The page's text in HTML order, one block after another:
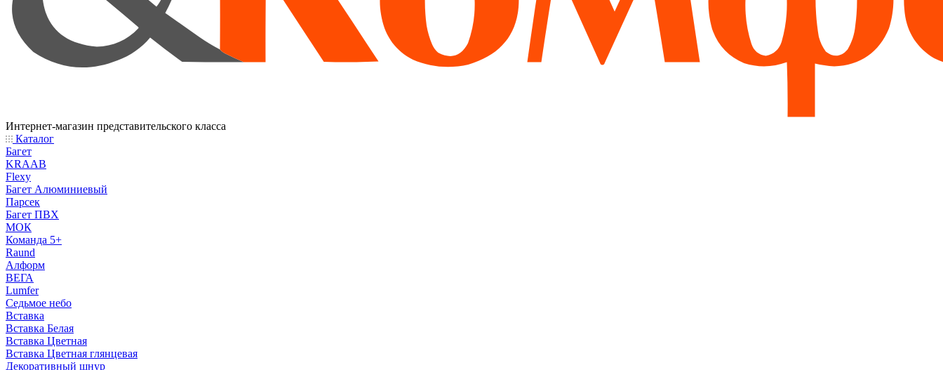
Интернет-магазин представительского класса
Каталог
Багет
KRAAB
Flexy
Багет Алюминиевый
Парсек
Багет ПВХ
МОК
Команда 5+
Raund
Алформ
ВЕГА
Lumfer
Седьмое небо
Вставка
Вставка Белая
Вставка Цветная
Вставка Цветная глянцевая
Декоративный шнур